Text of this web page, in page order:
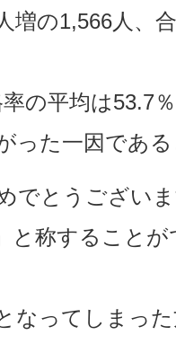
の1,566人、
の平均は53.7
った一因である
とうござい
と称すること
なってしまっ